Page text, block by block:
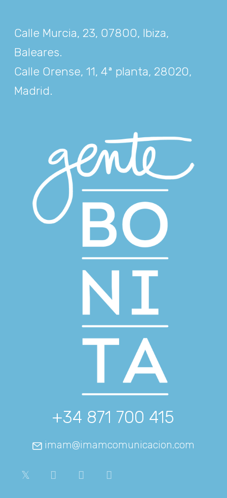
Calle Murcia, 23, 07800, Ibiza,
Baleares.
Calle Orense, 11, 4ª planta, 28020,
Madrid.
+34 871 700 415
imam@imamcomunicacion.com